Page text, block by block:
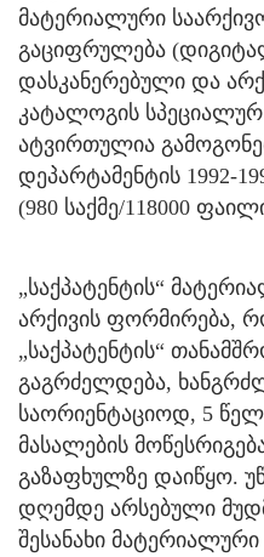
მატერიალური
გაციფრულება
დასკანერებული და
კატალოგის
ატვირთულია
დეპარტამენტის 1992-
(980 საქმე/118000
„საქპატენტის“
არქივის ფორმირება,
„საქპატენტის“
გაგრძელდება,
საორიენტაციოდ, 5
მასალების
გაზაფხულზე დაიწყო.
დღემდე არსებული
შესანახი